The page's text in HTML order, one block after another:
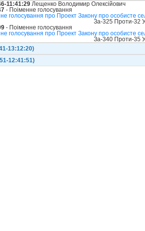
11:41:29 Лещенко Володимир Олексійович
- Поіменне голосування
голосування про Проект Закону про особисте
За-325 Проти-32
- Поіменне голосування
голосування про Проект Закону про особисте
За-340 Проти-35
13:12:20)
12:41:51)